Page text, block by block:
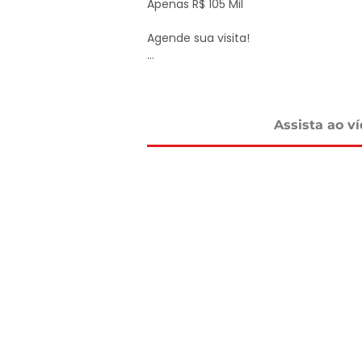
Apenas R$ 105 Mil
Agende sua visita!
www.delmassoimoveis.com.br
Assista ao